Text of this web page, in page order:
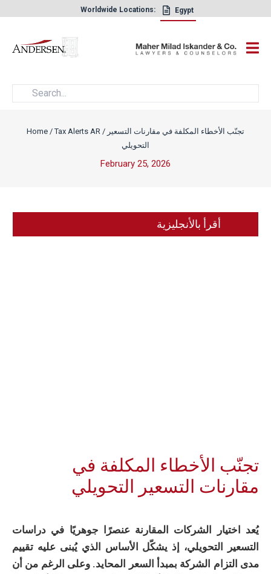
Worldwide Locations: Egypt
×
Home /Tax Alerts AR / تجنّب الأخطاء المكلفة في مقارنات التسعير
التحويلي
February 25, 2026
أقرأ بالأنجليزية
تجنّب الأخطاء المكلفة في
مقارنات التسعير التحويلي
يُعد اختيار الشركات المقارنة عنصرًا جوهريًا في دراسات
التسعير التحويلي، إذ يشكّل الأساس الذي يُبنى عليه تقييم
مدى التزام الشركة بمبدأ السعر المحايد. وعلى الرغم من أن